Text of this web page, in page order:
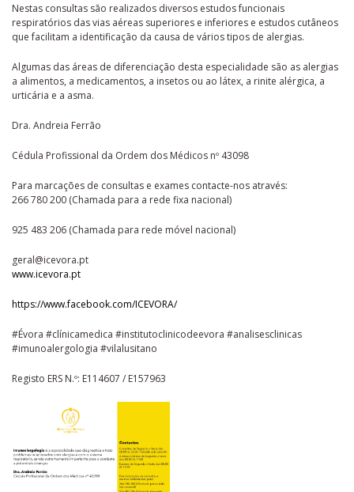
Nestas consultas são realizados diversos estudos funcionais
respiratórios das vias aéreas superiores e inferiores e estudos cutâneos
que facilitam a identificação da causa de vários tipos de alergias.
Algumas das áreas de diferenciação desta especialidade são as alergias
a alimentos, a medicamentos, a insetos ou ao látex, a rinite alérgica, a
urticária e a asma.
Dra. Andreia Ferrão
Cédula Profissional da Ordem dos Médicos nº 43098
Para marcações de consultas e exames contacte-nos através:
266 780 200 (Chamada para a rede fixa nacional)
925 483 206 (Chamada para rede móvel nacional)
geral@icevora.pt
www.icevora.pt
https://www.facebook.com/ICEVORA/
#Évora #clínicamedica #institutoclinicodeevora #analisesclinicas
#imunoalergologia #vilalusitano
Registo ERS N.º: E114607 / E157963